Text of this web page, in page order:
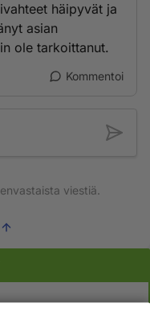
häipyvät ja
asian
ole tarkoittanut.
Kommentoi
viestiä.